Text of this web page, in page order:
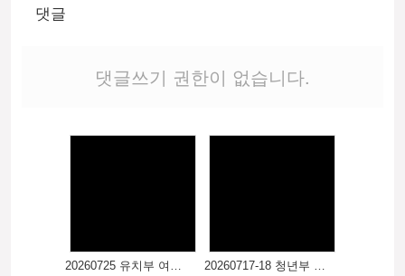
댓글
댓글쓰기 권한이 없습니다.
20260725 유치부 여름파티 / 우아키즈카페 20260717-18 청년부 여름수련회 / 고성 델피노